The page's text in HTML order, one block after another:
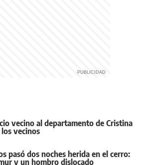
vecino al departamento de Cristina
vecinos
pasó dos noches herida en el cerro:
y un hombro dislocado